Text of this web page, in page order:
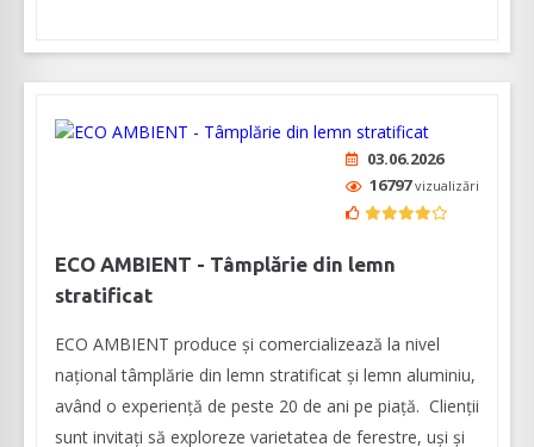
03.06.2026
16797vizualizări
ECO AMBIENT - Tâmplărie din lemn
stratificat
ECO AMBIENT produce şi comercializează la nivel
naţional tâmplărie din lemn stratificat şi lemn aluminiu,
având o experienţă de peste 20 de ani pe piaţă. Clienţii
sunt invitaţi să exploreze varietatea de ferestre, uşi şi